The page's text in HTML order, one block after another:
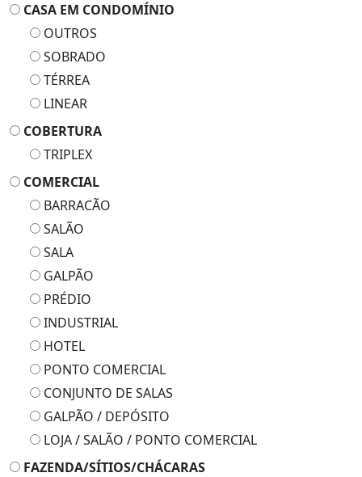
CASA EM CONDOMÍNIO
OUTROS
SOBRADO
TÉRREA
LINEAR
COBERTURA
TRIPLEX
COMERCIAL
BARRACÃO
SALÃO
SALA
GALPÃO
PRÉDIO
INDUSTRIAL
HOTEL
PONTO COMERCIAL
CONJUNTO DE SALAS
GALPÃO / DEPÓSITO
LOJA / SALÃO / PONTO COMERCIAL
FAZENDA/SÍTIOS/CHÁCARAS